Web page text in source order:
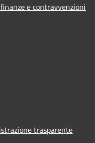
e contravvenzioni
trasparente